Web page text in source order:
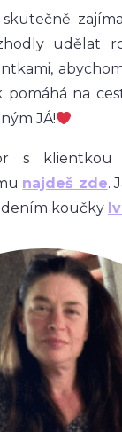
udělat
na
JÁ!
s klientkou
najdeš zde.
koučky